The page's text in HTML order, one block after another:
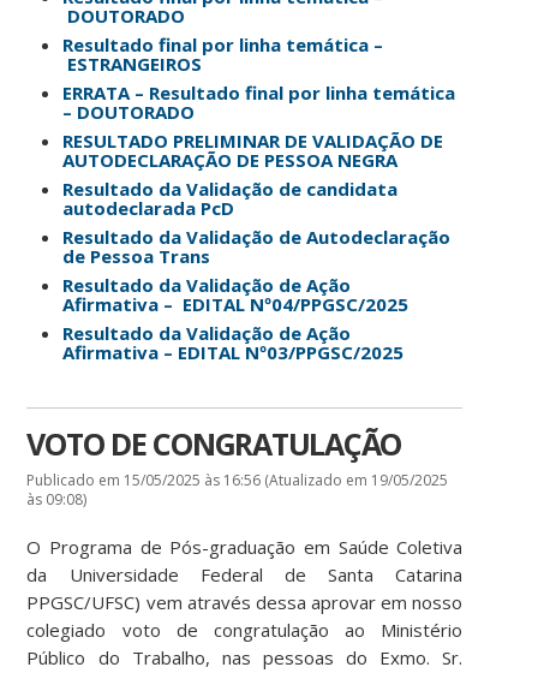
DOUTORADO
Resultado final por linha temática –
ESTRANGEIROS
ERRATA – Resultado final por linha temática
– DOUTORADO
RESULTADO PRELIMINAR DE VALIDAÇÃO DE
AUTODECLARAÇÃO DE PESSOA NEGRA
Resultado da Validação de candidata
autodeclarada PcD
Resultado da Validação de Autodeclaração
de Pessoa Trans
Resultado da Validação de Ação
Afirmativa – EDITAL Nº04/PPGSC/2025
Resultado da Validação de Ação
Afirmativa – EDITAL Nº03/PPGSC/2025
VOTO DE CONGRATULAÇÃO
Publicado em 15/05/2025 às 16:56 (Atualizado em 19/05/2025
às 09:08)
O Programa de Pós-graduação em Saúde Coletiva
da Universidade Federal de Santa Catarina
PPGSC/UFSC) vem através dessa aprovar em nosso
colegiado voto de congratulação ao Ministério
Público do Trabalho, nas pessoas do Exmo. Sr.